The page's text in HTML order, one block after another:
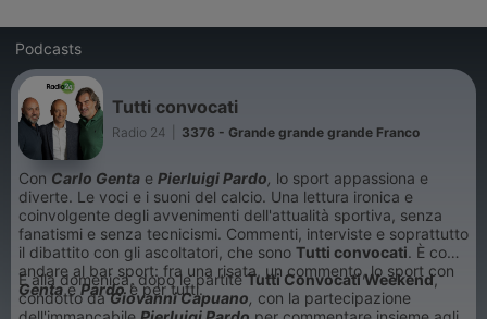
Podcasts
Tutti convocati
Radio 24 3376 - Grande grande grande Franco
Con Carlo Genta e Pierluigi Pardo, lo sport appassiona e
diverte. Le voci e i suoni del calcio. Una lettura ironica e
coinvolgente degli avvenimenti dell'attualità sportiva, senza
fanatismi e senza tecnicismi. Commenti, interviste e soprattutto
il dibattito con gli ascoltatori, che sono Tutti convocati. È come
andare al bar sport: fra una risata, un commento, lo sport con
GentaePardoè per tutti.
E alla domenica, dopo le partiteTutti Convocati Weekend,
condotto daGiovanni Capuano, con la partecipazione